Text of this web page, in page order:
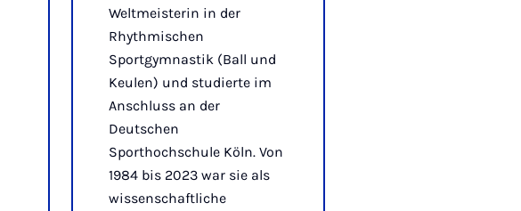
Weltmeisterin in der
Rhythmischen
Sportgymnastik (Ball und
Keulen) und studierte im
Anschluss an der
Deutschen
Sporthochschule Köln. Von
1984 bis 2023 war sie als
wissenschaftliche